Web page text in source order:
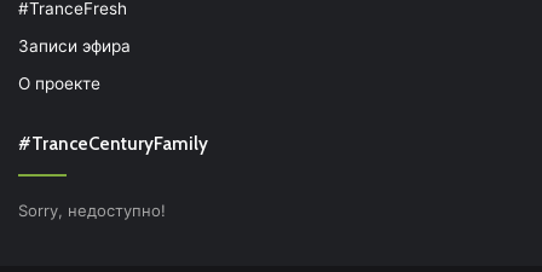
#TranceFresh
Записи эфира
О проекте
#TranceCenturyFamily
Sorry, недоступно!